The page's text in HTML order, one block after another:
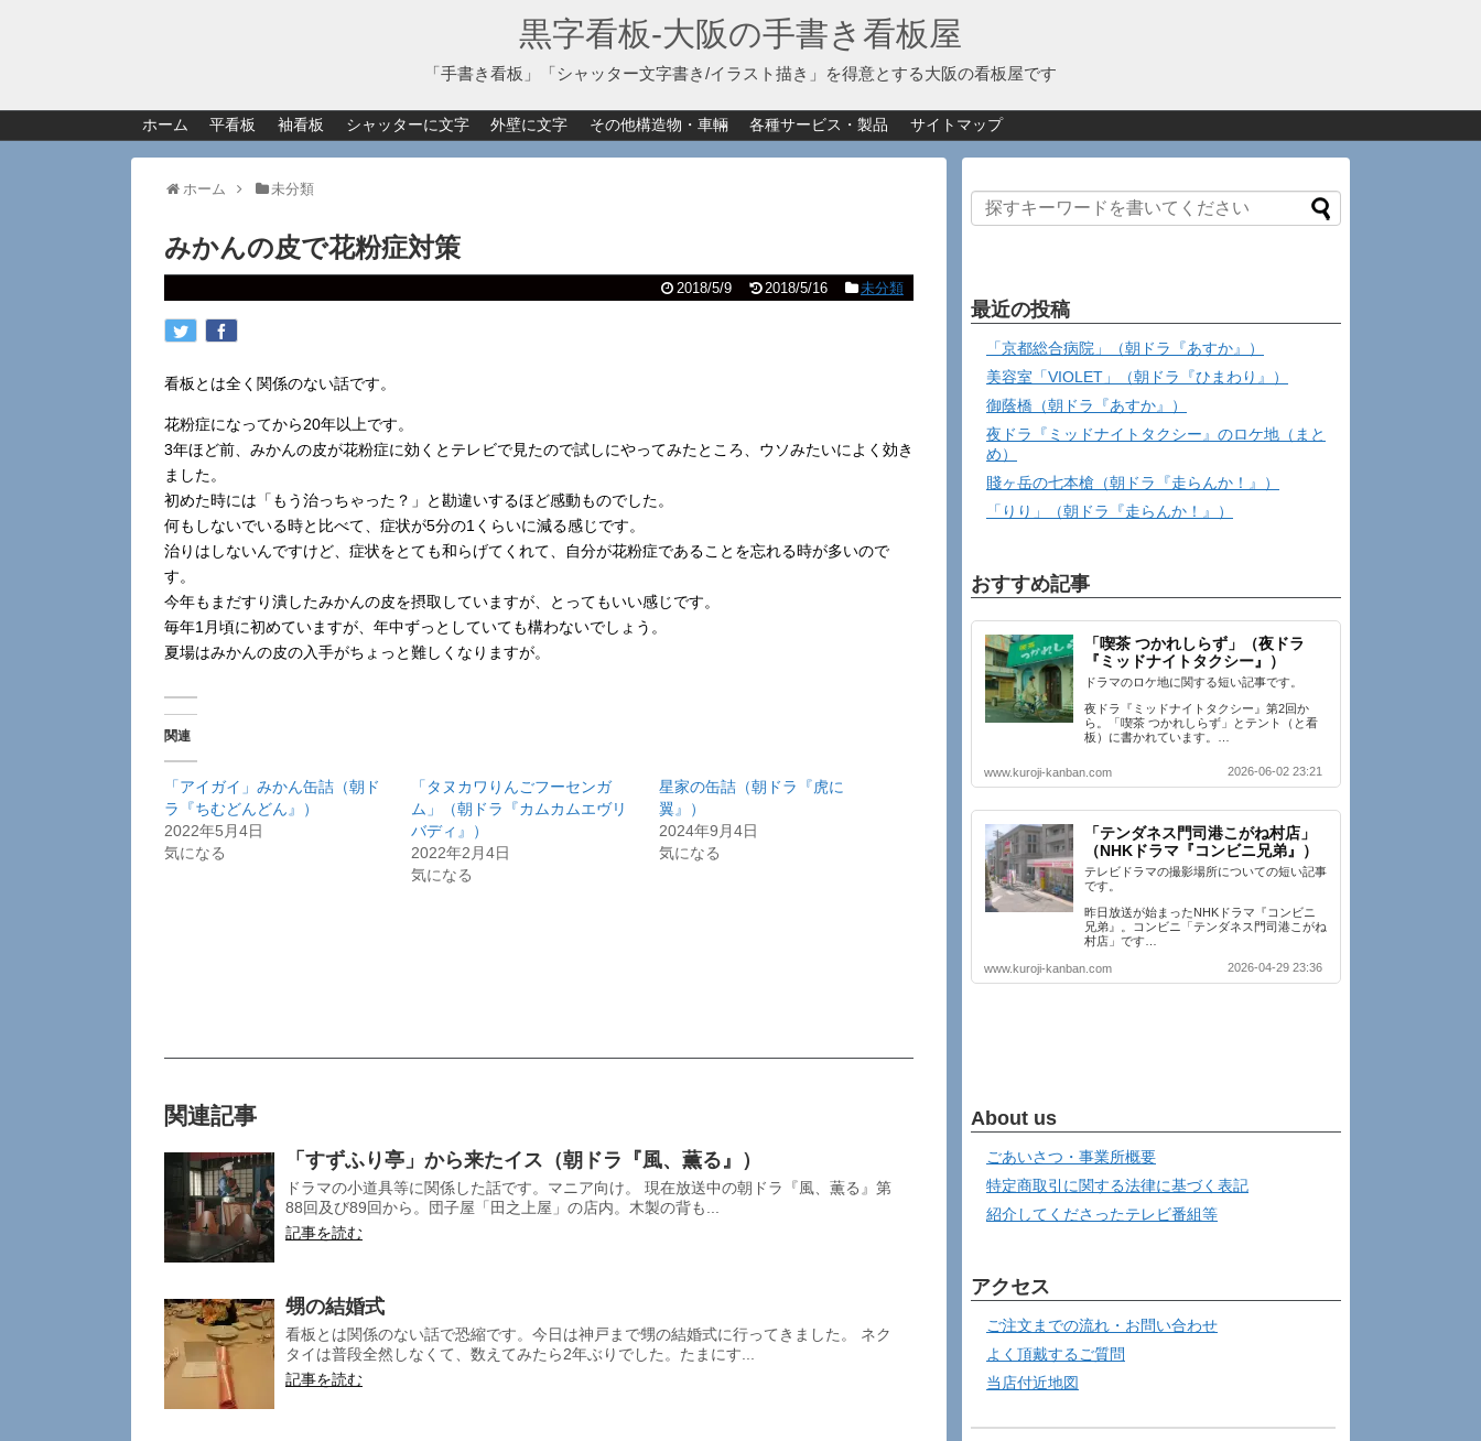
黒字看板‐大阪の手書き看板屋
「手書き看板」「シャッター文字書き/イラスト描き」を得意とする大阪の看板屋です
ホーム 平看板 袖看板 シャッターに文字 外壁に文字 その他構造物・車輛 各種サービス・製品 サイトマップ
ホーム 未分類
みかんの皮で花粉症対策
2018/5/9 2018/5/16 未分類
看板とは全く関係のない話です。
花粉症になってから20年以上です。
3年ほど前、みかんの皮が花粉症に効くとテレビで見たので試しにやってみたところ、ウソみたいによく効き
ました。
初めた時には「もう治っちゃった？」と勘違いするほど感動ものでした。
何もしないでいる時と比べて、症状が5分の1くらいに減る感じです。
治りはしないんですけど、症状をとても和らげてくれて、自分が花粉症であることを忘れる時が多いので
す。
今年もまだすり潰したみかんの皮を摂取していますが、とってもいい感じです。
毎年1月頃に初めていますが、年中ずっとしていても構わないでしょう。
夏場はみかんの皮の入手がちょっと難しくなりますが。
関連
「アイガイ」みかん缶詰（朝ド
ラ『ちむどんどん』）
2022年5月4日
気になる
「タヌカワりんごフーセンガ
ム」（朝ドラ『カムカムエヴリ
バディ』）
2022年2月4日
気になる
星家の缶詰（朝ドラ『虎に
翼』）
2024年9月4日
気になる
関連記事
「すずふり亭」から来たイス（朝ドラ『風、薫る』）
ドラマの小道具等に関係した話です。マニア向け。 現在放送中の朝ドラ『風、薫る』第
88回及び89回から。団子屋「田之上屋」の店内。木製の背も...
記事を読む
甥の結婚式
看板とは関係のない話で恐縮です。今日は神戸まで甥の結婚式に行ってきました。 ネク
タイは普段全然しなくて、数えてみたら2年ぶりでした。たまにす...
記事を読む
最近の投稿
「京都総合病院」（朝ドラ『あすか』）
美容室「VIOLET」（朝ドラ『ひまわり』）
御蔭橋（朝ドラ『あすか』）
夜ドラ『ミッドナイトタクシー』のロケ地（まと
め）
賤ヶ岳の七本槍（朝ドラ『走らんか！』）
「りり」（朝ドラ『走らんか！』）
おすすめ記事
「喫茶 つかれしらず」（夜ドラ
『ミッドナイトタクシー』）
ドラマのロケ地に関する短い記事です。
夜ドラ『ミッドナイトタクシー』第2回か
ら。「喫茶 つかれしらず」とテント（と看
板）に書かれています。…
www.kuroji-kanban.com 2026-06-02 23:21
「テンダネス門司港こがね村店」
（NHKドラマ『コンビニ兄弟』）
テレビドラマの撮影場所についての短い記事
です。
昨日放送が始まったNHKドラマ『コンビニ
兄弟』。コンビニ「テンダネス門司港こがね
村店」です…
www.kuroji-kanban.com 2026-04-29 23:36
About us
ごあいさつ・事業所概要
特定商取引に関する法律に基づく表記
紹介してくださったテレビ番組等
アクセス
ご注文までの流れ・お問い合わせ
よく頂戴するご質問
当店付近地図